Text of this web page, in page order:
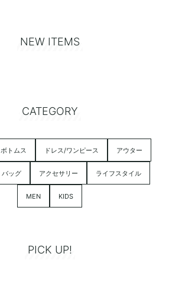
NEW ITEMS
CATEGORY
ボトムス ドレス/ワンピース アウター
バッグ アクセサリー ライフスタイル
MEN KIDS
PICK UP!